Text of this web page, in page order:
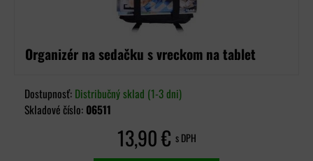
Organizér na sedačku s vreckom na tablet
Dostupnosť: Distribučný sklad (1-3 dni)
Skladové číslo: 06511
13,90 € s DPH